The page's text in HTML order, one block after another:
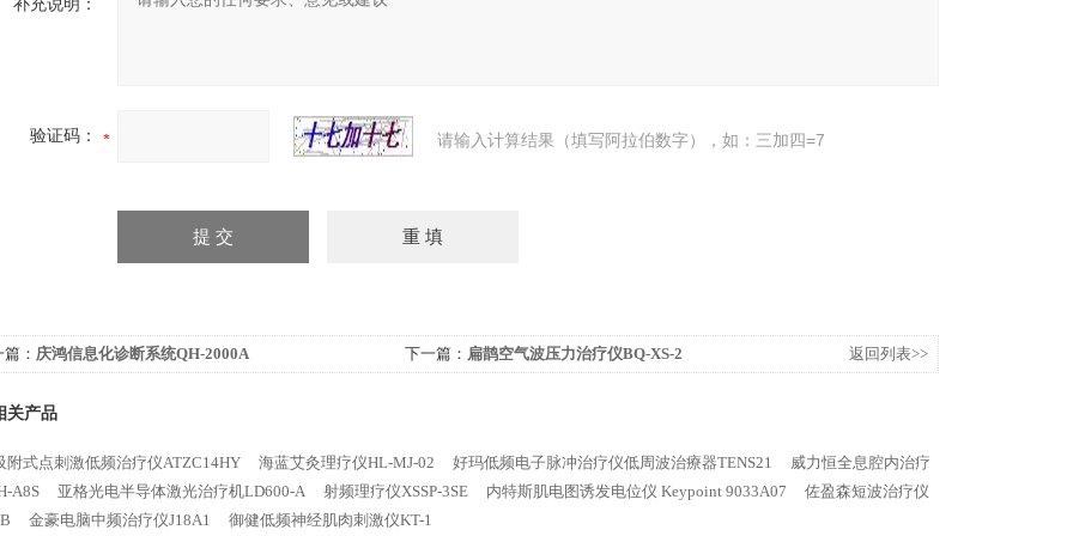
补充说明：
验证码： 请输入计算结果（填写阿拉伯数字），如：三加四=7
： 庆鸿信息化诊断系统QH-2000A 下一篇： 扁鹊空气波压力治疗仪BQ-XS-2 返回列表>>
关产品
附式点刺激低频治疗仪ATZC14HY 海蓝艾灸理疗仪HL-MJ-02 好玛低频电子脉冲治疗仪低周波治療器TENS21
威力恒全息腔内治疗
A8S
亚格光电半导体激光治疗机LD600-A 射频理疗仪XSSP-3SE 内特斯肌电图诱发电位仪 Keypoint 9033A07
佐盈森短波治疗仪
金豪电脑中频治疗仪J18A1 御健低频神经肌肉刺激仪KT-1